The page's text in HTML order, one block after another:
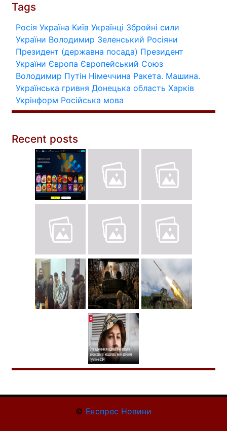
Tags
Росія Україна Київ Українці Збройні сили
України Володимир Зеленський Росіяни
Президент (державна посада) Президент
України Європа Європейський Союз
Володимир Путін Німеччина Ракета. Машина.
Українська гривня Донецька область Харків
Укрінформ Російська мова
Recent posts
© Експрес Новини